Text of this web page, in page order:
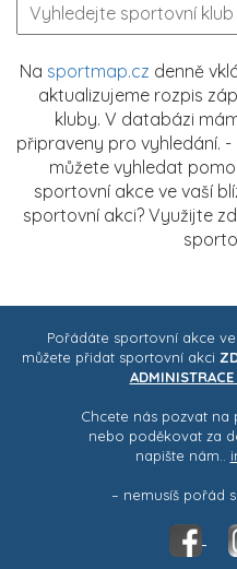
Na sportmap.cz denně
aktualizujeme rozpis
kluby. V databázi
připraveny pro vyhledání. -
můžete vyhledat
sportovní akce ve vaší
sportovní akci? Využijte
Pořádáte sportovní akce
můžete přidat sportovní akci
Chcete nás pozvat na
nebo poděkovat za
napište nám..
– nemusíš pořád